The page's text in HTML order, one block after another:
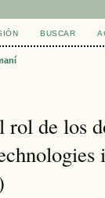
BUSCAR
de los